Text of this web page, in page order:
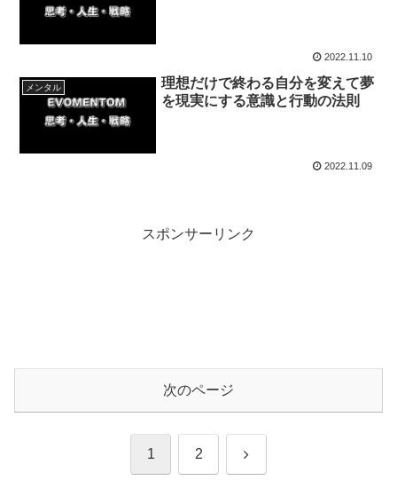
2022.11.10
メンタル
理想だけで終わる自分を変えて夢
を現実にする意識と行動の法則
2022.11.09
スポンサーリンク
次のページ
1 2 次